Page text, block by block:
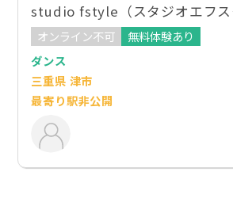
studio fstyle（スタジオエフス
オンライン不可
無料体験あり
ダンス
三重県 津市
最寄り駅非公開